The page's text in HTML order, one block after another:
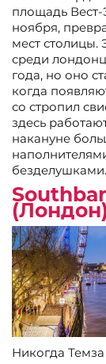
площадь
ноября,
мест столицы.
среди
года, но оно
когда
со стропил
здесь
накануне
безделушками.
(Лондон)
Никогда